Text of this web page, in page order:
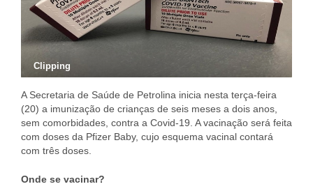
Clipping
A Secretaria de Saúde de Petrolina inicia nesta terça-feira
(20) a imunização de crianças de seis meses a dois anos,
sem comorbidades, contra a Covid-19. A vacinação será feita
com doses da Pfizer Baby, cujo esquema vacinal contará
com três doses.
Onde se vacinar?